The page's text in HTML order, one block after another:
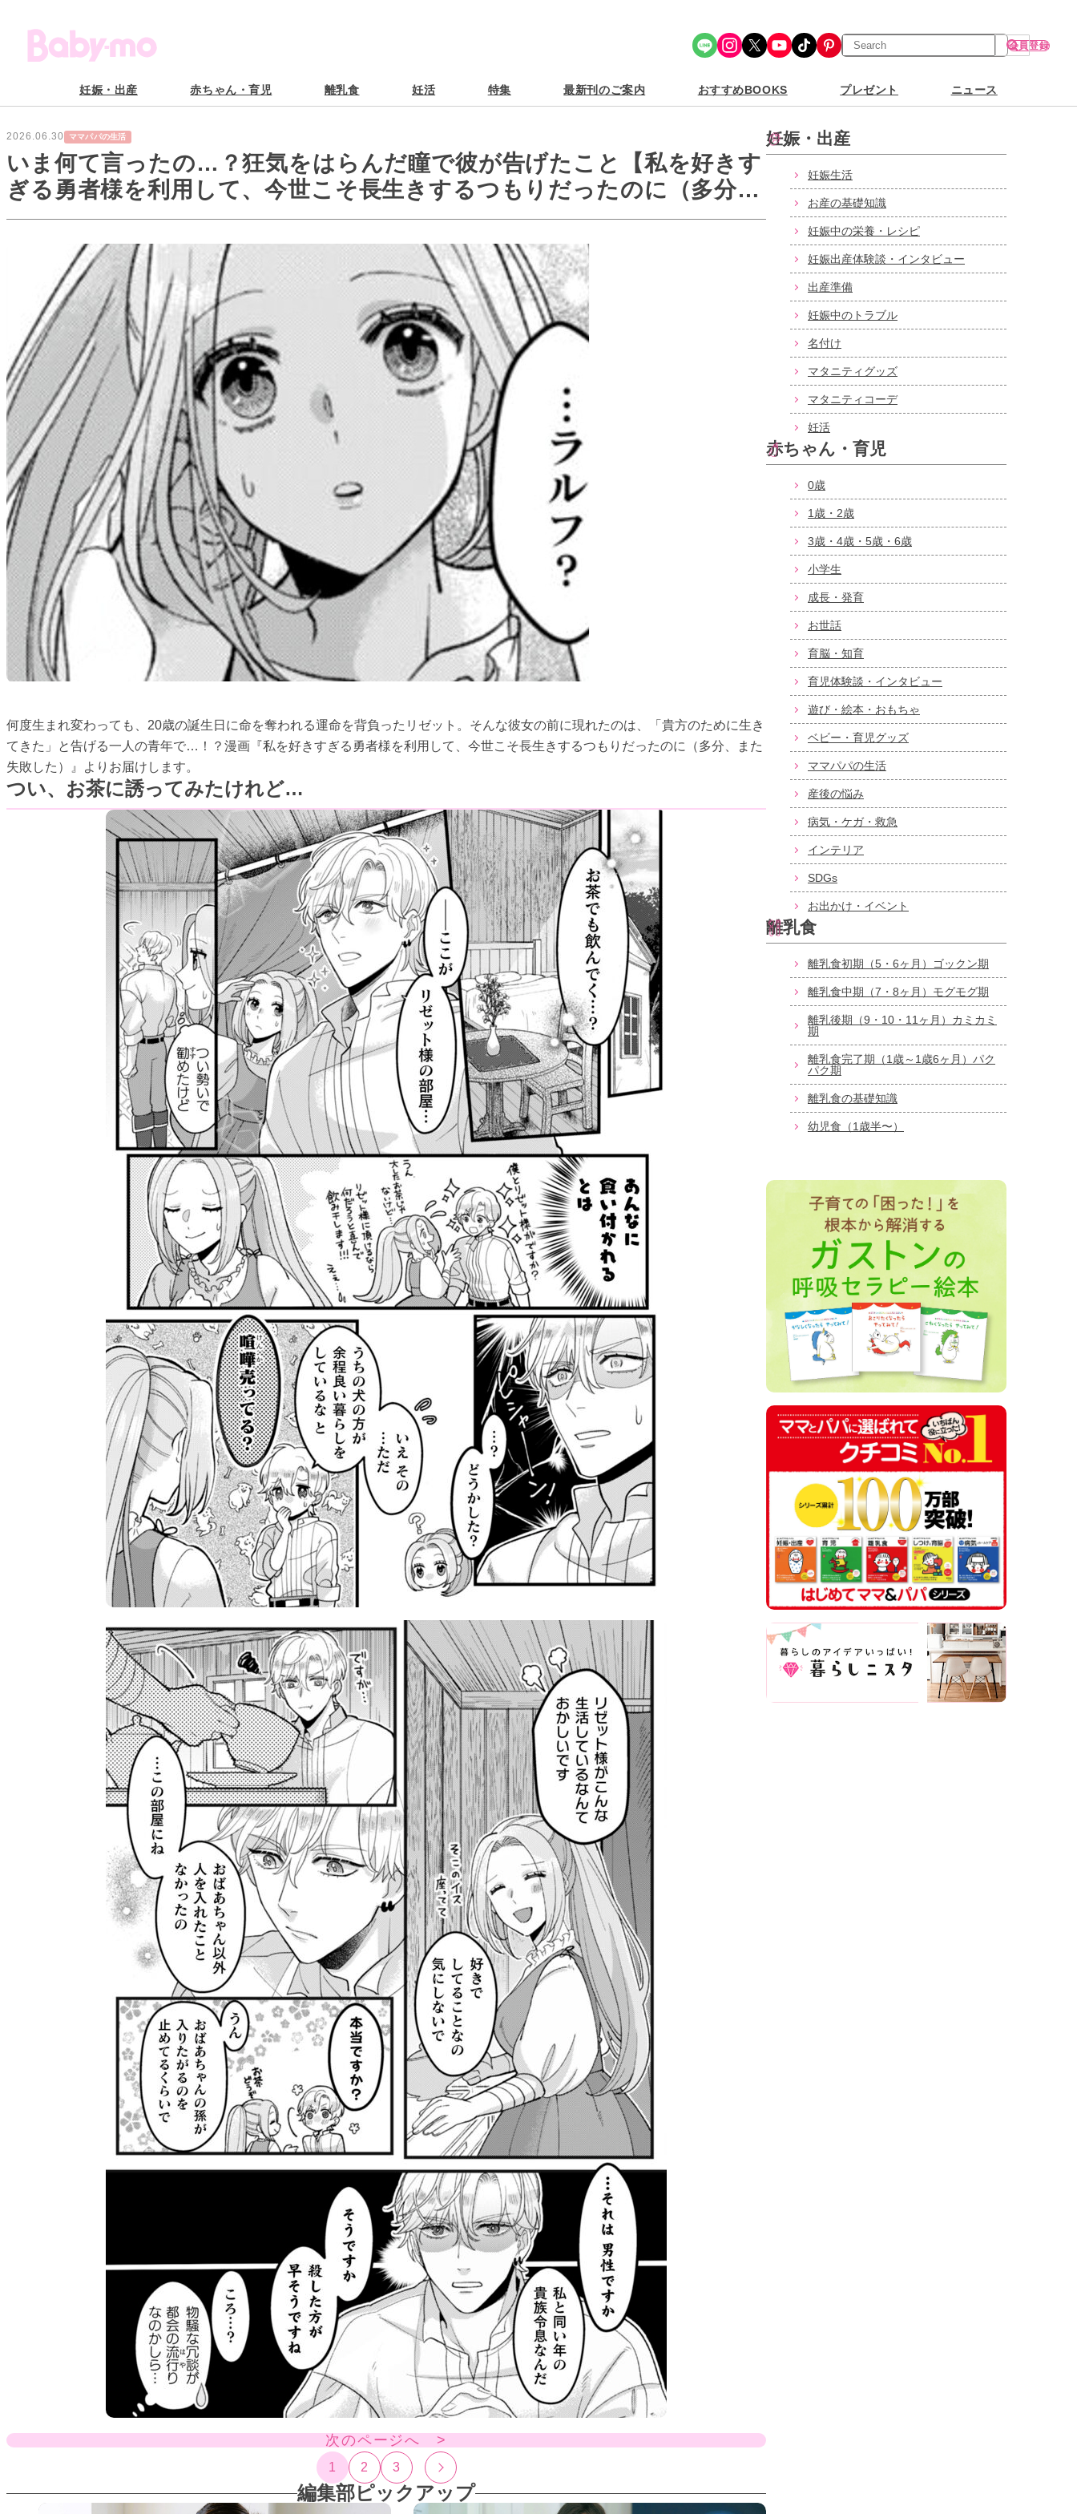
Share Icon Instagram X YouTube TikTok Pinterest
検
索
会員登録
妊娠・出産 赤ちゃん・育児 離乳食 妊活 特集 最新刊のご案内 おすすめBOOKS プレゼント ニュース
2026.06.30 ママパパの生活
いま何て言ったの…？狂気をはらんだ瞳で彼が告げたこと【私を好きす
ぎる勇者様を利用して、今世こそ長生きするつもりだったのに（多分、
また失敗した）#16】
何度生まれ変わっても、20歳の誕生日に命を奪われる運命を背負ったリゼット。そんな彼女の前に現れたのは、「貴方のために生き
てきた」と告げる一人の青年で…！？漫画『私を好きすぎる勇者様を利用して、今世こそ長生きするつもりだったのに（多分、また
失敗した）』よりお届けします。
つい、お茶に誘ってみたけれど…
次のページへ >
1 2 3
編集部ピックアップ
妊娠・出産
妊娠生活
お産の基礎知識
妊娠中の栄養・レシピ
妊娠出産体験談・インタビュー
出産準備
妊娠中のトラブル
名付け
マタニティグッズ
マタニティコーデ
妊活
赤ちゃん・育児
0歳
1歳・2歳
3歳・4歳・5歳・6歳
小学生
成長・発育
お世話
育脳・知育
育児体験談・インタビュー
遊び・絵本・おもちゃ
ベビー・育児グッズ
ママパパの生活
産後の悩み
病気・ケガ・救急
インテリア
SDGs
お出かけ・イベント
離乳食
離乳食初期（5・6ヶ月）ゴックン期
離乳食中期（7・8ヶ月）モグモグ期
離乳後期（9・10・11ヶ月）カミカミ
期
離乳食完了期（1歳～1歳6ヶ月）パク
パク期
離乳食の基礎知識
幼児食（1歳半〜）